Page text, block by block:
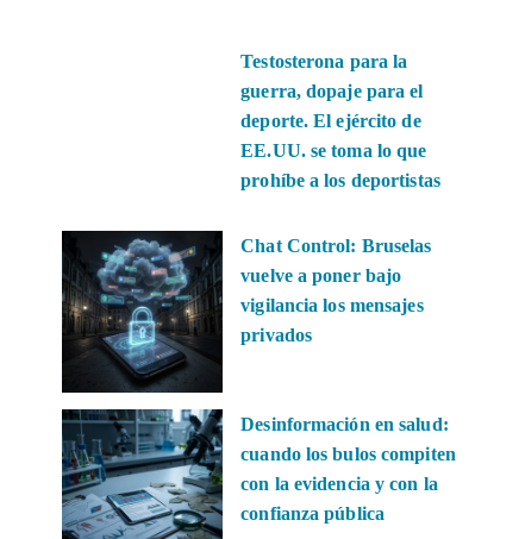
Testosterona para la
guerra, dopaje para el
deporte. El ejército de
EE.UU. se toma lo que
prohíbe a los deportistas
Chat Control: Bruselas
vuelve a poner bajo
vigilancia los mensajes
privados
Desinformación en salud:
cuando los bulos compiten
con la evidencia y con la
confianza pública